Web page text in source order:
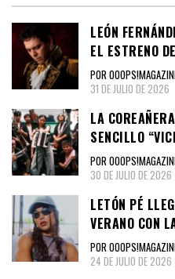
LEÓN
EL ESTRENO
POR
31 DE JULIO DE 2026
LA
SENCILLO
POR
30 DE JULIO DE 2026
LETÓN PÉ
VERANO CON
POR
24 DE JULIO DE 2026